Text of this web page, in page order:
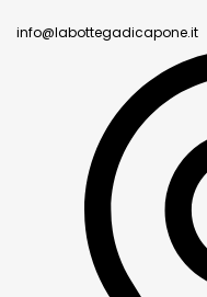
info@labottegadicapone.it